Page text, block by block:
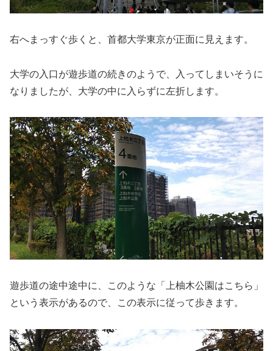
右へまっすぐ歩くと、首都大学東京が正面に見えます。
大学の入口が遊歩道の続きのようで、入ってしまいそうに
なりましたが、大学の中に入らずに左折します。
遊歩道の途中途中に、このような「上柚木公園はこちら」
という表示があるので、この表示に従って歩きます。